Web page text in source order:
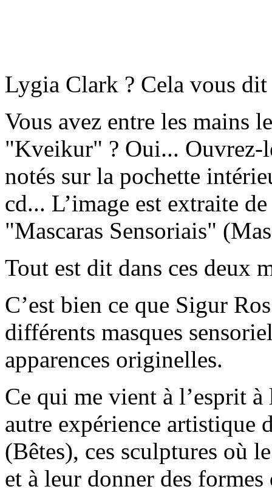
Lygia Clark ? Cela vous
Vous avez entre les mains
"Kveikur" ? Oui... Ouvrez-
notés sur la pochette
cd... L’image est extraite
"Mascaras Sensoriais"
Tout est dit dans ces deux
C’est bien ce que Sigur
différents masques
apparences originelles.
Ce qui me vient à l’esprit
autre expérience
(Bêtes), ces sculptures où
et à leur donner des